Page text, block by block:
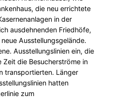
die neu errichtete
in der
ausdehnenden Friedhöfe,
Ausstellungsgelände.
Ausstellungslinien ein, die
Zeit die Besucherströme in
transportierten. Länger
hatten
zum